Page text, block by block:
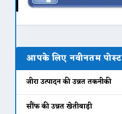
आपके लिए नवीनतम पोस्ट
जीरा उत्पादन की उन्नत तकनीकी
सौंफ की उन्नत खेतीबाड़ी